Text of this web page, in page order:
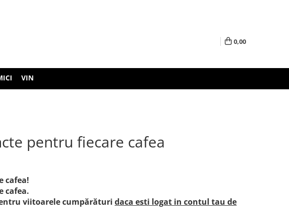
0,00
VIN
pentru fiecare cafea
cafea!
cafea.
viitoarele cumpărături daca esti logat in contul tau de